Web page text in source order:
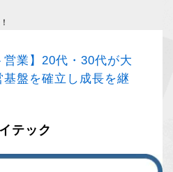
営業】20代・30代が大
盤を確立し成長を継
テック